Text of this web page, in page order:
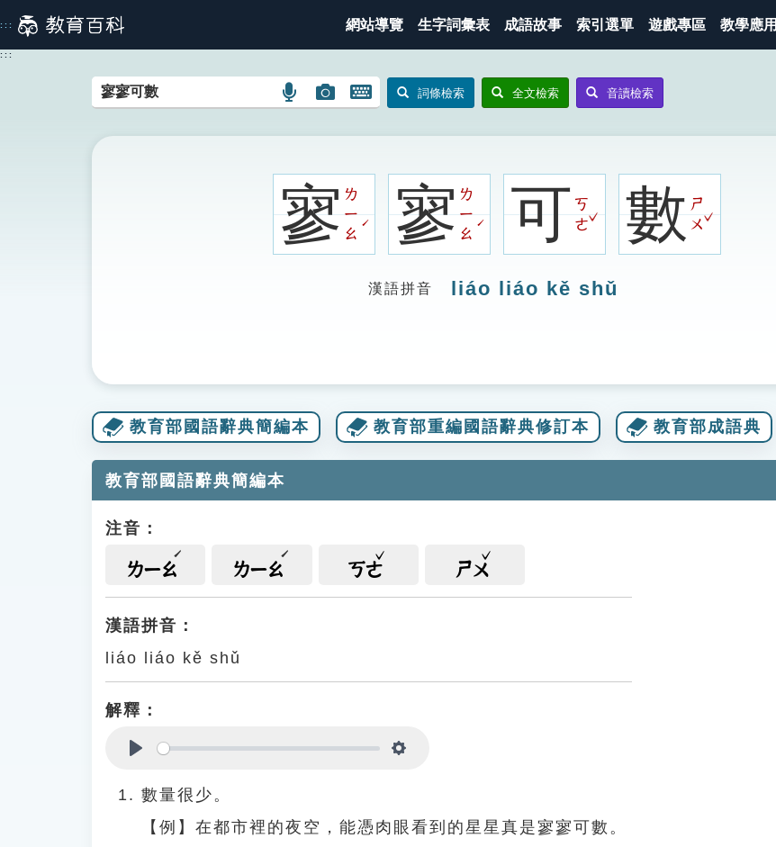
到
主
::: 網站導覽 生字詞彙表 成語故事 索引選單 遊戲專區 教學應用
:::
語
搜
圖
示
圖
搜
圖
示
開
鍵
圖
詞條檢索 全文檢索 音讀檢索
寥ㄌ
ㄧ
ㄠ
ˊ 寥ㄌ
ㄧ
ㄠ
ˊ 可ㄎ
ㄜ
ˇ 數ㄕ
ㄨ
ˇ
漢語拼音 liáo liáo kě shǔ
教育部國語辭典簡編本 教育部重編國語辭典修訂本 教育部成語典
教育部國語辭典簡編本
注音：
ㄌㄧㄠ ㄌㄧㄠ ㄎㄜ ㄕㄨ
漢語拼音：
liáo liáo kě shǔ
解釋：
數量很少。
【例】在都市裡的夜空，能憑肉眼看到的星星真是寥寥可數。